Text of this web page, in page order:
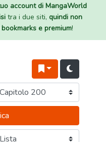
account di MangaWorld
tra i due siti, quindi non
e premium!